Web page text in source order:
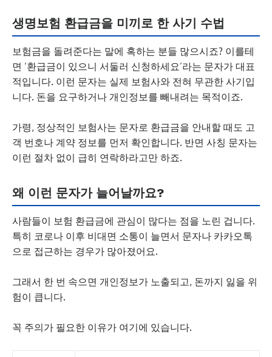
생명보험 환급금을 미끼로 한 사기 수법
보험금을 돌려준다는 말에 혹하는 분들 많으시죠? 이를테
면 ‘환급금이 있으니 서둘러 신청하세요’라는 문자가 대표
적입니다. 이런 문자는 실제 보험사와 전혀 무관한 사기입
니다. 돈을 요구하거나 개인정보를 빼내려는 목적이죠.
가령, 정상적인 보험사는 문자로 환급금을 안내할 때도 고
객 번호나 계약 정보를 먼저 확인합니다. 반면 사칭 문자는
이런 절차 없이 급히 연락하라고만 하죠.
왜 이런 문자가 늘어날까요?
사람들이 보험 환급금에 관심이 많다는 점을 노린 겁니다.
특히 코로나 이후 비대면 소통이 늘면서 문자나 카카오톡
으로 접근하는 경우가 많아졌어요.
그래서 한 번 속으면 개인정보가 노출되고, 돈까지 잃을 위
험이 큽니다.
꼭 주의가 필요한 이유가 여기에 있습니다.